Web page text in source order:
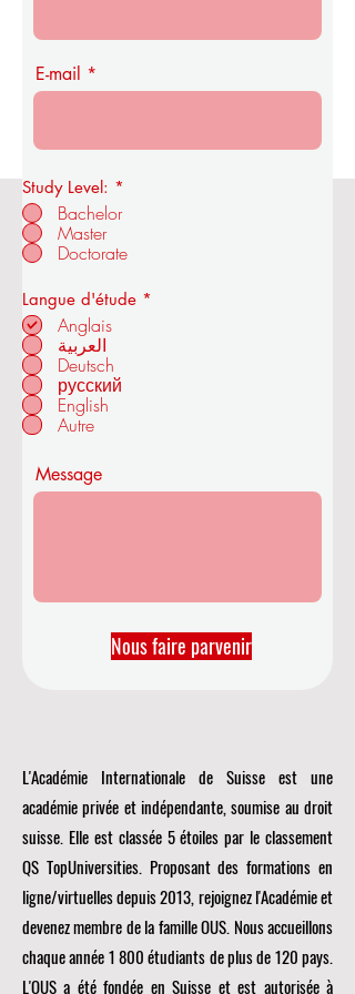
Académie royale d'économie et de
technologie de l'OUS
à ZÜRICH - SUISSE
L'Académie Internationale de Suisse est une
académie privée et indépendante, soumise au droit
suisse. Elle est classée 5 étoiles par le classement
QS TopUniversities. Proposant des formations en
ligne/virtuelles depuis 2013, rejoignez l'Académie et
devenez membre de la famille OUS. Nous accueillons
chaque année 1 800 étudiants de plus de 120 pays.
L'OUS a été fondée en Suisse et est autorisée à
E-mail
Study Level: *
Bachelor
Master
Doctorate
Langue d'étude *
Anglais
العربية
Deutsch
русский
English
Autre
Message
Nous faire parvenir